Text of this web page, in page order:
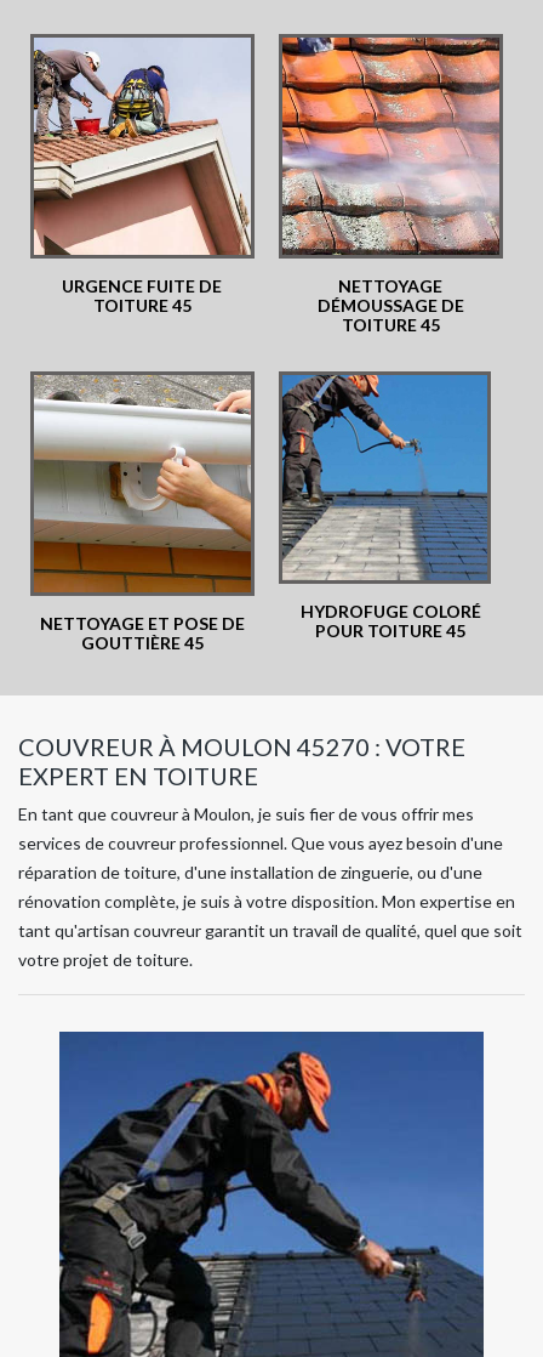
URGENCE FUITE DE
TOITURE 45
NETTOYAGE
DÉMOUSSAGE DE
TOITURE 45
NETTOYAGE ET POSE DE
GOUTTIÈRE 45
HYDROFUGE COLORÉ
POUR TOITURE 45
COUVREUR À MOULON 45270 : VOTRE
EXPERT EN TOITURE
En tant que couvreur à Moulon, je suis fier de vous offrir mes
services de couvreur professionnel. Que vous ayez besoin d'une
réparation de toiture, d'une installation de zinguerie, ou d'une
rénovation complète, je suis à votre disposition. Mon expertise en
tant qu'artisan couvreur garantit un travail de qualité, quel que soit
votre projet de toiture.